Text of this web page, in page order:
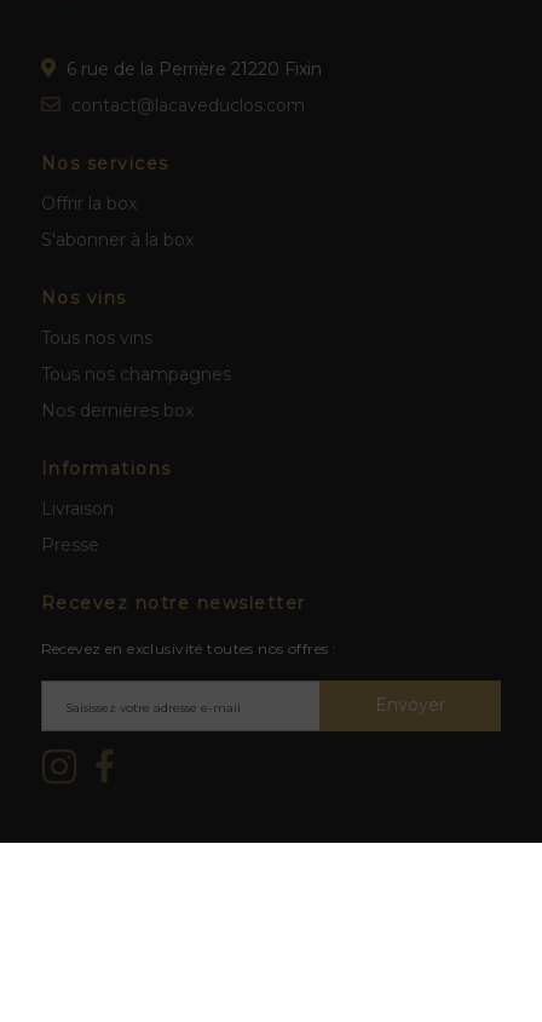
6 rue de la Perrière 21220 Fixin
contact@lacaveduclos.com
Nos services
Offrir la box
S'abonner à la box
Nos vins
Tous nos vins
Tous nos champagnes
Nos dernières box
Informations
Livraison
Presse
Recevez notre newsletter
Recevez en exclusivité toutes nos offres :
Envoyer